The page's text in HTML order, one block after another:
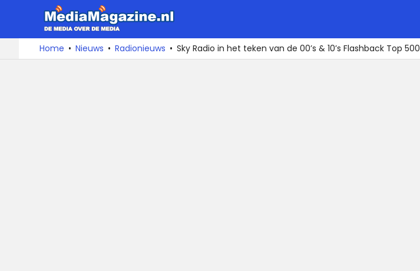
naar
De
media
over
Home Nieuws Radionieuws Sky Radio in het teken van de 00’s & 10’s Flashback Top 500